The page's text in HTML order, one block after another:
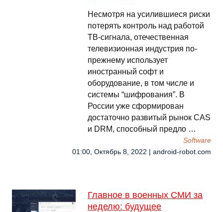
Несмотря на усилившиеся риски
потерять контроль над работой
ТВ-сигнала, отечественная
телевизионная индустрия по-
прежнему использует
иностранный софт и
оборудование, в том числе и
системы “шифрования”. В
России уже сформирован
достаточно развитый рынок CAS
и DRM, способный предло …
Software
01:00, Октябрь 8, 2022 | android-robot.com
Главное в военных СМИ за
неделю: будущее